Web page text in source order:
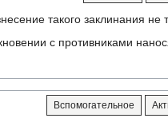
такого заклинания не
с противниками
Вспомогательное